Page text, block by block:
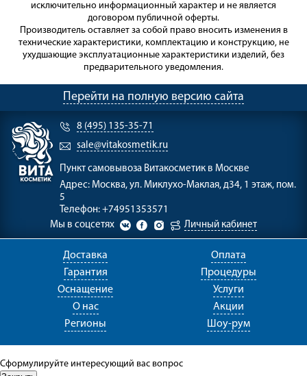
исключительно информационный характер и не является
договором публичной оферты.
Производитель оставляет за собой право вносить изменения в
технические характеристики, комплектацию и конструкцию, не
ухудшающие эксплуатационные характеристики изделий, без
предварительного уведомления.
Перейти на полную версию сайта
8 (495) 135-35-71
sale@vitakosmetik.ru
Пункт самовывоза Витакосметик в Москве
Адрес: Москва, ул. Миклухо-Маклая, д34, 1 этаж, пом.
5
Телефон: +74951353571
Мы в соцсетях
Личный кабинет
Доставка
Оплата
Гарантия
Процедуры
Оснащение
Услуги
О нас
Акции
Регионы
Шоу-рум
Сформулируйте интересующий вас вопрос